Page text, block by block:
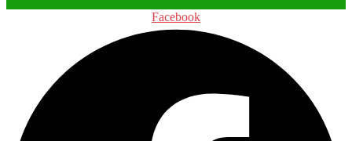
Facebook